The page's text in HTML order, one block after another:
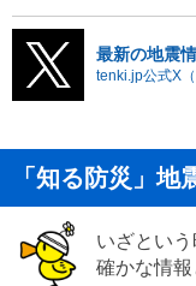
最新の地震
tenki.jp公式X
「知る防災」地
いざとい
確かな情